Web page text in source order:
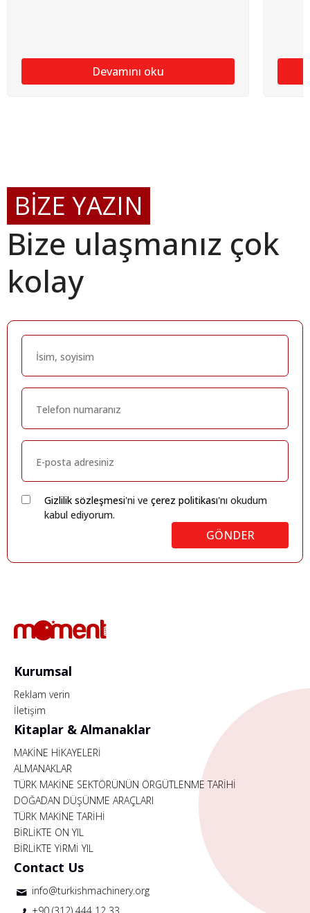
Devamını oku
BİZE YAZIN
Bize ulaşmanız çok
kolay
Gizlilik sözleşmesi'ni ve çerez politikası'nı okudum
kabul ediyorum.
GÖNDER
Kurumsal
Reklam verin
İletişim
Kitaplar & Almanaklar
MAKİNE HİKAYELERİ
ALMANAKLAR
TÜRK MAKİNE SEKTÖRÜNÜN ÖRGÜTLENME TARİHİ
DOĞADAN DÜŞÜNME ARAÇLARI
TÜRK MAKİNE TARİHİ
BİRLİKTE ON YIL
BİRLİKTE YİRMİ YIL
Contact Us
info@turkishmachinery.org